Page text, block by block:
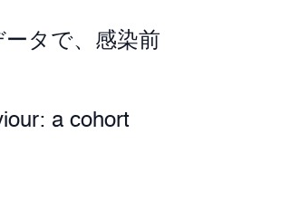
タで、感染前
a cohort